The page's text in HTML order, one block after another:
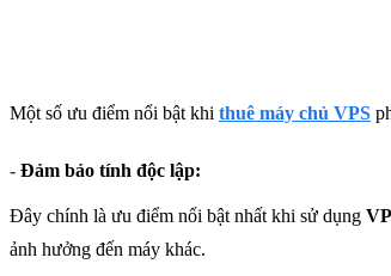
Một số ưu điểm nổi bật khi thuê máy chủ VPS
- Đảm bảo tính độc lập:
Đây chính là ưu điểm nổi bật nhất khi sử dụng
ảnh hưởng đến máy khác.